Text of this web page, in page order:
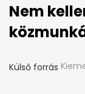
Nem
Külső forrás